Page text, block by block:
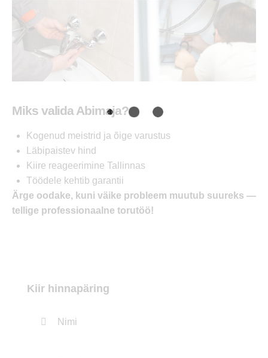
Miks valida Abimaja?
Kogenud meistrid ja õige varustus
Läbipaistev hind
Kiire reageerimine Tallinnas
Töödele kehtib garantii
Ärge oodake, kuni väike probleem muutub suureks —
tellige professionaalne torutöö!
Kiir hinnapäring